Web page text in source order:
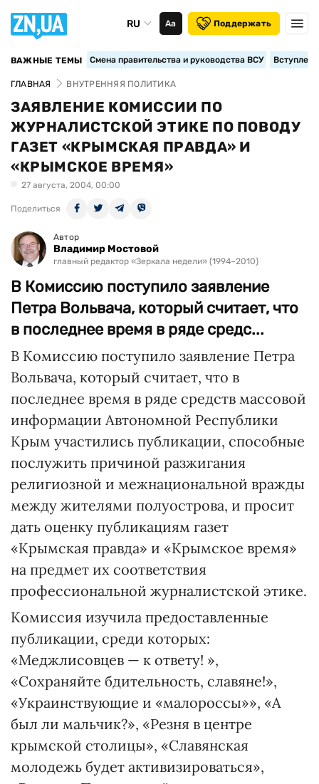
RU Аа Поддержать
ВАЖНЫЕ ТЕМЫ Смена правительства и руководства ВСУ
ГЛАВНАЯ ВНУТРЕННЯЯ ПОЛИТИКА
ЗАЯВЛЕНИЕ КОМИССИИ ПО
ЖУРНАЛИСТСКОЙ ЭТИКЕ ПО ПОВОДУ
ГАЗЕТ «КРЫМСКАЯ ПРАВДА» И
«КРЫМСКОЕ ВРЕМЯ»
27 августа, 2004, 00:00
Поделиться
Автор
Владимир Мостовой
главный редактор «Зеркала недели» (1994–2010)
В Комиссию поступило заявление
Петра Вольвача, который считает, что
в последнее время в ряде средс...
В Комиссию поступило заявление Петра
Вольвача, который считает, что в
последнее время в ряде средств массовой
информации Автономной Республики
Крым участились публикации, способные
послужить причиной разжигания
религиозной и межнациональной вражды
между жителями полуострова, и просит
дать оценку публикациям газет
«Крымская правда» и «Крымское время»
на предмет их соответствия
профессиональной журналистской этике.
Комиссия изучила предоставленные
публикации, среди которых:
«Меджлисовцев — к ответу! »,
«Сохраняйте бдительность, славяне!»,
«Украинствующие и «малороссы»», «А
был ли мальчик?», «Резня в центре
крымской столицы», «Славянская
молодежь будет активизироваться»,